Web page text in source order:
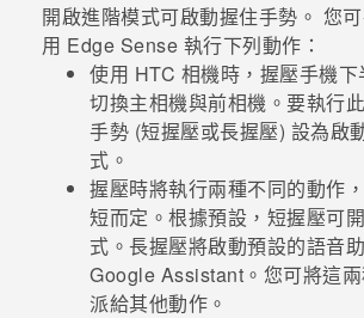
VIVERSE
優惠專區
焦點訊息
校園專案
企業採購
銷售通路
支援服務
VIVELAND
開啟進階模式可啟動握住手勢。 您
用 Edge Sense 執行下列動作：
使用 HTC 相機時，握壓手機
切換主相機與前相機。要執行
手勢 (短握壓或長握壓) 設為啟
式 。
握壓時將執行兩種不同的動作
短而定。根據預設，短握壓可
式。 長握壓將啟動預設的語音
Google Assistant 。 您可將這
派給其他動作。